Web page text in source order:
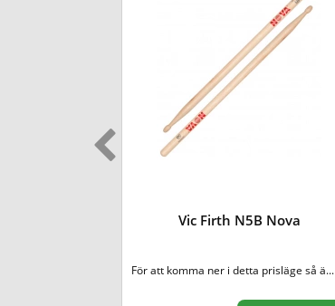
Vic Firth N5B Nova
För att komma ner i detta prisläge så ä...